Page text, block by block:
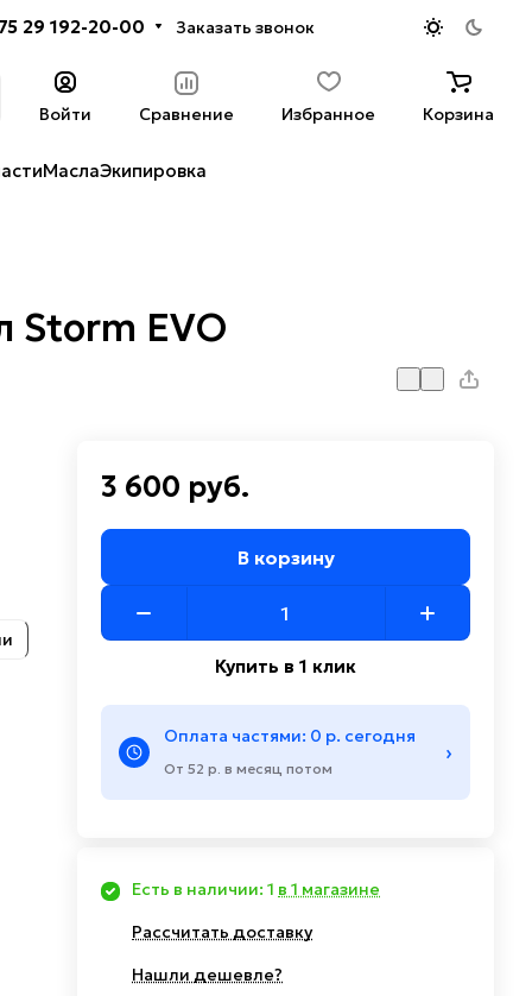
29 192-20-00 Заказать звонок
Войти Сравнение Избранное Корзина
МаслаЭкипировка
Storm EVO
3 600 руб.
В корзину
Купить в 1 клик
Оплата частями: 0 р. сегодня
От 52 р. в месяц потом
›
Есть в наличии: 1 в 1 магазине
Рассчитать доставку
Нашли дешевле?